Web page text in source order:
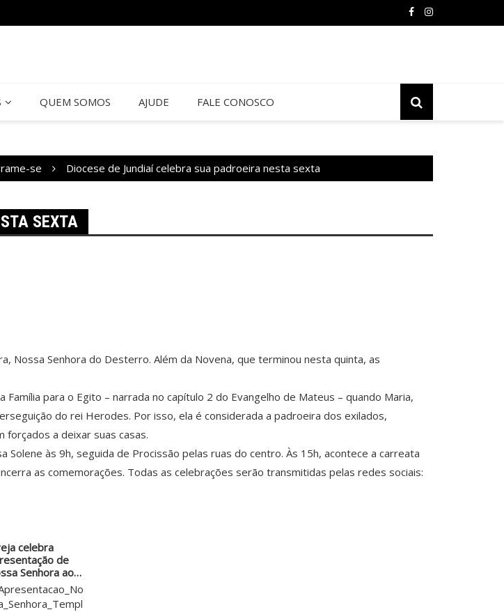
QUEM SOMOS AJUDE FALE CONOSCO
se Diocese de Jundiaí celebra sua padroeira nesta sexta
SEXTA
Nossa Senhora do Desterro. Além da Novena, que terminou nesta quinta, as
para o Egito – narrada no capítulo 2 do Evangelho de Mateus – quando Maria,
do rei Herodes. Por isso, ela é considerada a padroeira dos exilados,
a deixar suas casas.
Solene às 9h, seguida de Procissão pelas ruas do centro. Às 15h, acontece a carreata
as comemorações. Todas as celebrações serão transmitidas pelas redes sociais:
celebra
de
Senhora ao…